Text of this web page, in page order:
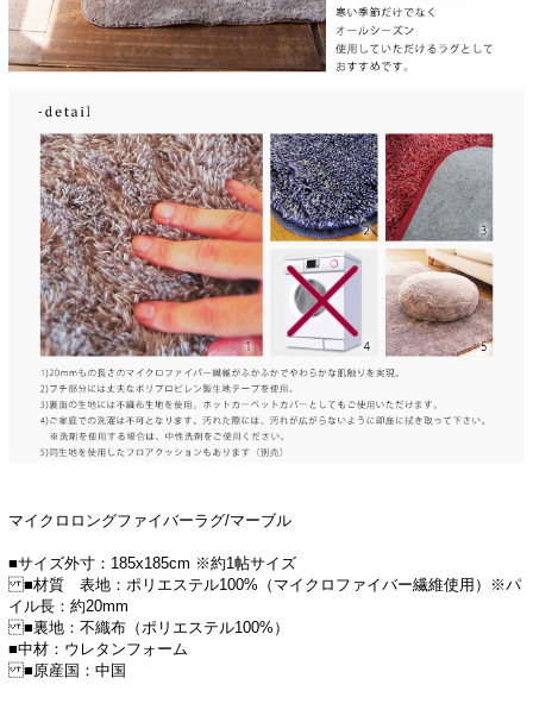
マイクロロングファイバーラグ/マーブル
■サイズ外寸：185x185cm ※約1帖サイズ
■材質 表地：ポリエステル100%（マイクロファイバー繊維使用）※パ
イル長：約20mm
■裏地：不織布（ポリエステル100%）
■中材：ウレタンフォーム
■原産国：中国